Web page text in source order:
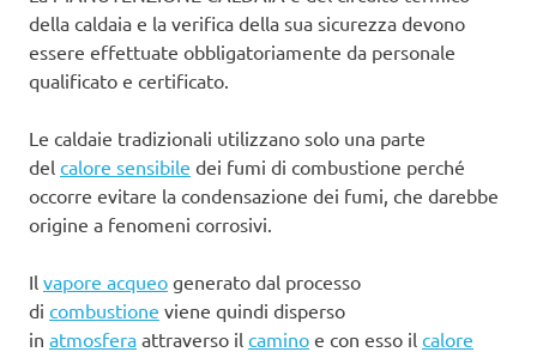
della caldaia e la verifica della sua sicurezza devono
essere effettuate obbligatoriamente da personale
qualificato e certificato.
Le caldaie tradizionali utilizzano solo una parte
del calore sensibile dei fumi di combustione perché
occorre evitare la condensazione dei fumi, che darebbe
origine a fenomeni corrosivi.
Il vapore acqueo generato dal processo
di combustione viene quindi disperso
in atmosfera attraverso il camino e con esso il calore